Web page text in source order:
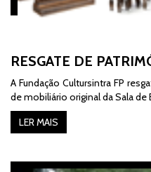
RESGATE DE
A Fundação Cultursintra FP
de mobiliário original da Sala de
LER MAIS